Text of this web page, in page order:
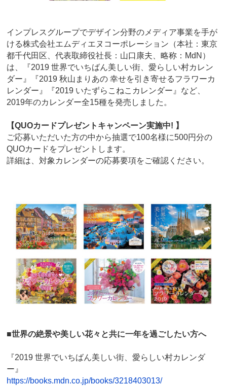
インプレスグループでデザイン分野のメディア事業を手が
ける株式会社エムディエヌコーポレーション（本社：東京
都千代田区、代表取締役社長：山口康夫、略称：MdN）
は、『2019 世界でいちばん美しい街、愛らしい村カレン
ダー』『2019 秋山まりあの 幸せを引き寄せるフラワーカ
レンダー』『2019 いたずらこねこカレンダー』など、
2019年のカレンダー全15種を発売しました。
【QUOカードプレゼントキャンペーン実施中! 】
ご応募いただいた方の中から抽選で100名様に500円分の
QUOカードをプレゼントします。
詳細は、対象カレンダーの応募要項をご確認ください。
■世界の絶景や美しい花々と共に一年を過ごしたい方へ
『2019 世界でいちばん美しい街、愛らしい村カレンダ
ー』
https://books.mdn.co.jp/books/3218403013/